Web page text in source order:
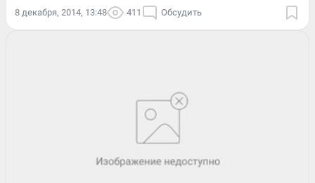
8 декабря, 2014, 13:48 411 Обсудить